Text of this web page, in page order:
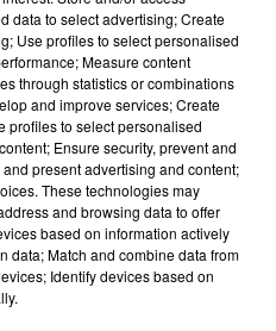
data to select advertising; Create
Use profiles to select personalised
Measure content
through statistics or combinations
and improve services; Create
profiles to select personalised
Ensure security, prevent and
present advertising and content;
These technologies may
and browsing data to offer
based on information actively
data; Match and combine data from
Identify devices based on